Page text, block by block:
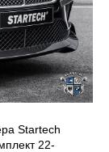
Startech
22-